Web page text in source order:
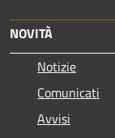
NOVITÀ
Notizie
Comunicati
Avvisi